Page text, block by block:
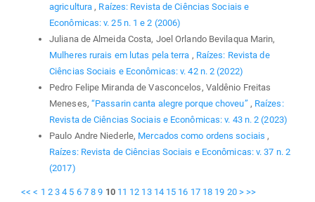
agricultura , Raízes: Revista de Ciências Sociais e
Econômicas: v. 25 n. 1 e 2 (2006)
Juliana de Almeida Costa, Joel Orlando Bevilaqua Marin,
Mulheres rurais em lutas pela terra , Raízes: Revista de
Ciências Sociais e Econômicas: v. 42 n. 2 (2022)
Pedro Felipe Miranda de Vasconcelos, Valdênio Freitas
Meneses, “Passarin canta alegre porque choveu” , Raízes:
Revista de Ciências Sociais e Econômicas: v. 43 n. 2 (2023)
Paulo Andre Niederle, Mercados como ordens sociais ,
Raízes: Revista de Ciências Sociais e Econômicas: v. 37 n. 2
(2017)
<< < 1 2 3 4 5 6 7 8 9 10 11 12 13 14 15 16 17 18 19 20 > >>